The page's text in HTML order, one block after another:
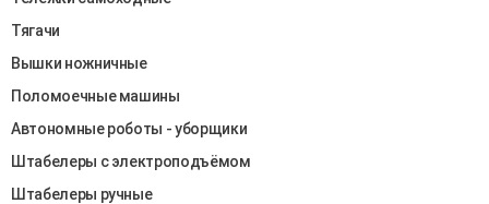
Тягачи
Вышки ножничные
Поломоечные машины
Автономные роботы - уборщики
Штабелеры c электроподъёмом
Штабелеры ручные